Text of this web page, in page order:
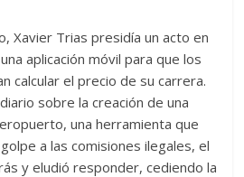
Xavier Trias presidía un acto en
aplicación móvil para que los
calcular el precio de su carrera.
sobre la creación de una
una herramienta que
a las comisiones ilegales, el
y eludió responder, cediendo la